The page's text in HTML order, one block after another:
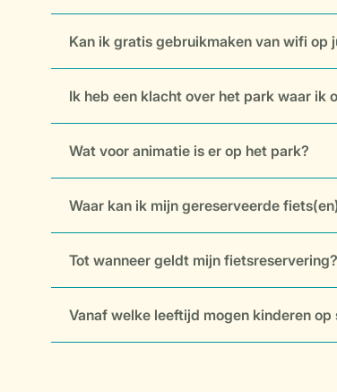
Kan ik gratis gebruikmaken van wifi op
Ik heb een klacht over het park waar ik
Wat voor animatie is er op het park?
Waar kan ik mijn gereserveerde
Tot wanneer geldt mijn fietsreservering?
Vanaf welke leeftijd mogen kinderen op